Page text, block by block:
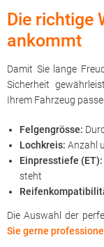
Die richtige
ankommt
Damit Sie lange
Sicherheit
Ihrem Fahrzeug
Felgengrösse:
Lochkreis: Anzahl
Einpresstiefe (ET):
steht
Die Auswahl der
Sie gerne